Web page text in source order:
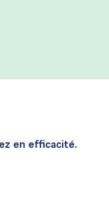
en efficacité.